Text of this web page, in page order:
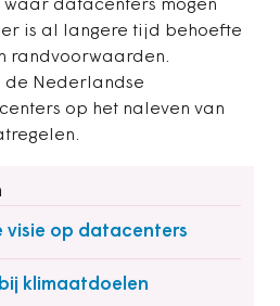
datacenters mogen
is al langere tijd behoefte
randvoorwaarden.
de Nederlandse
op het naleven van
visie op datacenters
klimaatdoelen